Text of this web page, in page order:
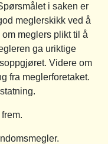
i saken er
meglerskikk ved å
meglers plikt til å
ga uriktige
Videre om
fra meglerforetaket.